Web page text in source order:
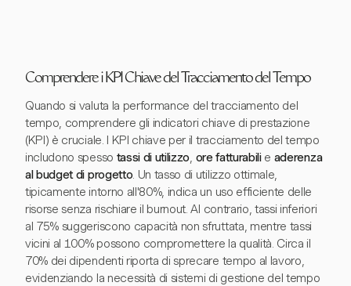
Comprendere i KPI Chiave del Tracciamento del Tempo
Quando si valuta la performance del tracciamento del
tempo, comprendere gli indicatori chiave di prestazione
(KPI) è cruciale. I KPI chiave per il tracciamento del tempo
includono spesso tassi di utilizzo, ore fatturabilie aderenza
al budget di progetto. Un tasso di utilizzo ottimale,
tipicamente intorno all'80%, indica un uso efficiente delle
risorse senza rischiare il burnout. Al contrario, tassi inferiori
al 75% suggeriscono capacità non sfruttata, mentre tassi
vicini al 100% possono compromettere la qualità. Circa il
70% dei dipendenti riporta di sprecare tempo al lavoro,
evidenziando la necessità di sistemi di gestione del tempo